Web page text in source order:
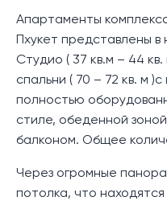
Апартаменты
Пхукет представлены
Студио ( 37 кв.м – 44 кв.
спальни ( 70 – 72 кв. м
полностью
стиле, обеденной
балконом. Общее
Через огромные
потолка, что